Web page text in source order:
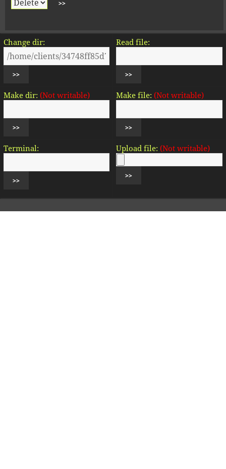
Change dir: Read file:
Make dir: (Not writable) Make file: (Not writable)
Terminal: Upload file: (Not writable)